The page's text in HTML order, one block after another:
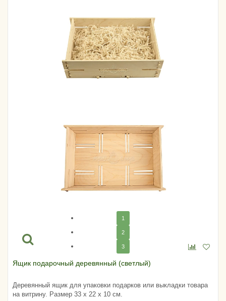
1
2
3
Ящик подарочный деревянный (светлый)
Деревянный ящик для упаковки подарков или выкладки товара
на витрину. Размер 33 х 22 х 10 см.